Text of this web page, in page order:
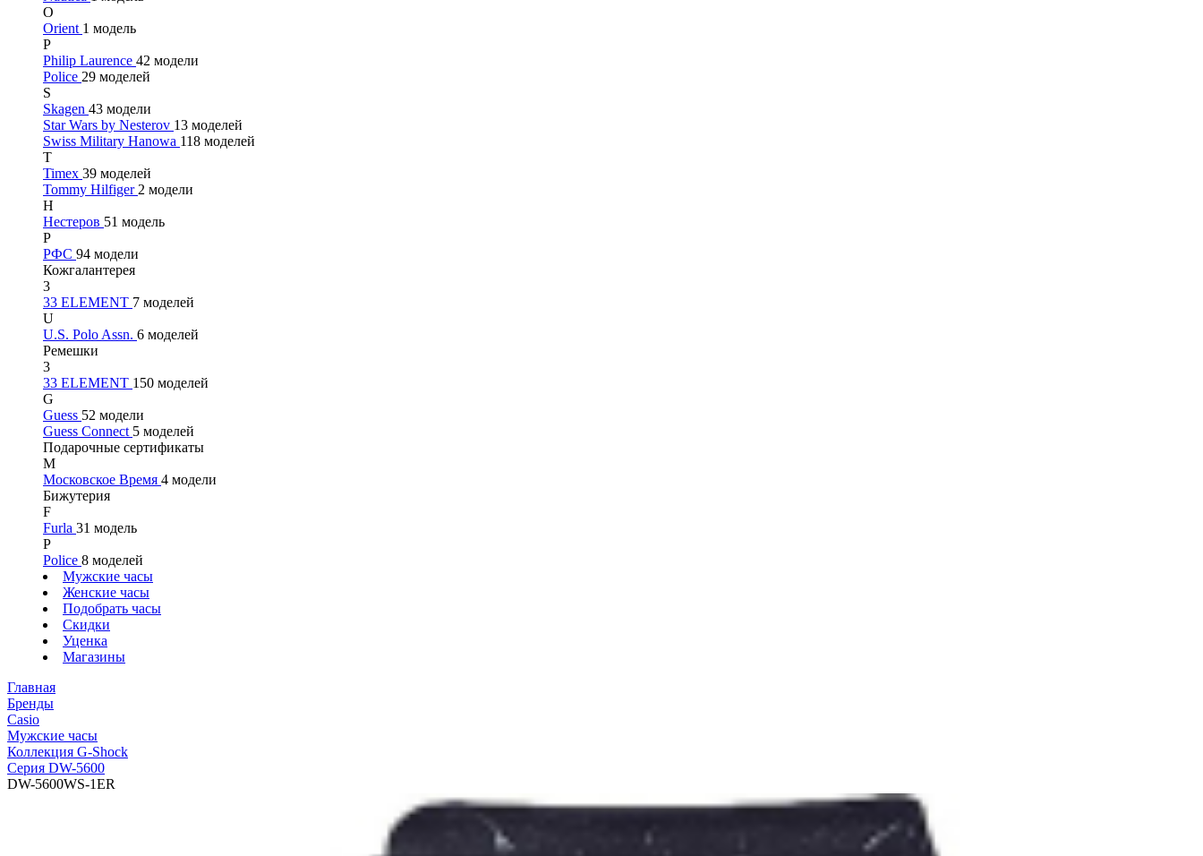
O
Orient 1 модель
P
Philip Laurence 42 модели
Police 29 моделей
S
Skagen 43 модели
Star Wars by Nesterov 13 моделей
Swiss Military Hanowa 118 моделей
T
Timex 39 моделей
Tommy Hilfiger 2 модели
Н
Нестеров 51 модель
Р
РФС 94 модели
Кожгалантерея
3
33 ELEMENT 7 моделей
U
U.S. Polo Assn. 6 моделей
Ремешки
3
33 ELEMENT 150 моделей
G
Guess 52 модели
Guess Connect 5 моделей
Подарочные сертификаты
М
Московское Время 4 модели
Бижутерия
F
Furla 31 модель
P
Police 8 моделей
Мужские часы
Женские часы
Подобрать часы
Скидки
Уценка
Магазины
Главная
Бренды
Casio
Мужские часы
Коллекция G-Shock
Серия DW-5600
DW-5600WS-1ER